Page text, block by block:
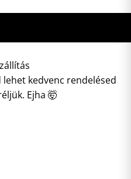
kedvenc rendelésed
Ejha 🤯